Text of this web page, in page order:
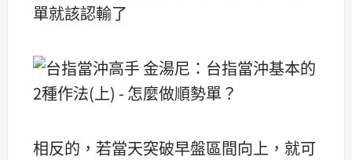
單就該認輸了
相反的，若當天突破早盤區間向上，就可